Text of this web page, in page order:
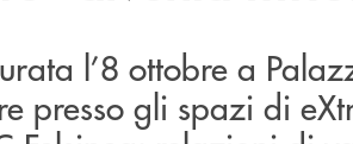
l’8 ottobre a
presso gli spazi di